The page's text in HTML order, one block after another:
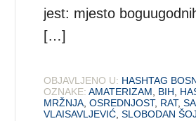
jest: mjesto
[…]
OBJAVLJENO U: HASHTAG
OZNAKE: AMATERIZAM, BIH,
MRŽNJA,OSREDNJOST, RAT,
VLAISAVLJEVIĆ,SLOBODAN